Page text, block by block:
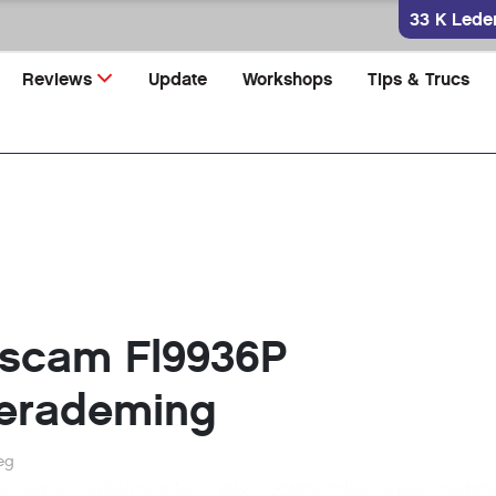
33 K
Reviews Update Workshops Tips & Trucs
Fl9936P